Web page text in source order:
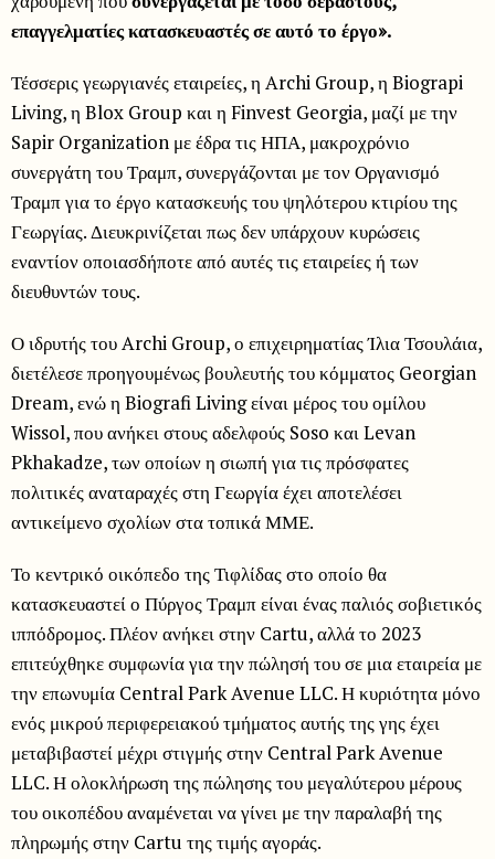
επαγγελματίες κατασκευαστές σε αυτό το έργο».
Τέσσερις γεωργιανές εταιρείες, η Archi Group, η Biograpi
Living, η Blox Group και η Finvest Georgia, μαζί με την
Sapir Organization με έδρα τις ΗΠΑ, μακροχρόνιο
συνεργάτη του Τραμπ, συνεργάζονται με τον Οργανισμό
Τραμπ για το έργο κατασκευής του ψηλότερου κτιρίου της
Γεωργίας. Διευκρινίζεται πως δεν υπάρχουν κυρώσεις
εναντίον οποιασδήποτε από αυτές τις εταιρείες ή των
διευθυντών τους.
Ο ιδρυτής του Archi Group, ο επιχειρηματίας Ίλια Τσουλάια,
διετέλεσε προηγουμένως βουλευτής του κόμματος Georgian
Dream, ενώ η Biografi Living είναι μέρος του ομίλου
Wissol, που ανήκει στους αδελφούς Soso και Levan
Pkhakadze, των οποίων η σιωπή για τις πρόσφατες
πολιτικές αναταραχές στη Γεωργία έχει αποτελέσει
αντικείμενο σχολίων στα τοπικά ΜΜΕ.
Το κεντρικό οικόπεδο της Τιφλίδας στο οποίο θα
κατασκευαστεί ο Πύργος Τραμπ είναι ένας παλιός σοβιετικός
ιππόδρομος. Πλέον ανήκει στην Cartu, αλλά το 2023
επιτεύχθηκε συμφωνία για την πώλησή του σε μια εταιρεία με
την επωνυμία Central Park Avenue LLC. Η κυριότητα μόνο
ενός μικρού περιφερειακού τμήματος αυτής της γης έχει
μεταβιβαστεί μέχρι στιγμής στην Central Park Avenue
LLC. Η ολοκλήρωση της πώλησης του μεγαλύτερου μέρους
του οικοπέδου αναμένεται να γίνει με την παραλαβή της
πληρωμής στην Cartu της τιμής αγοράς.